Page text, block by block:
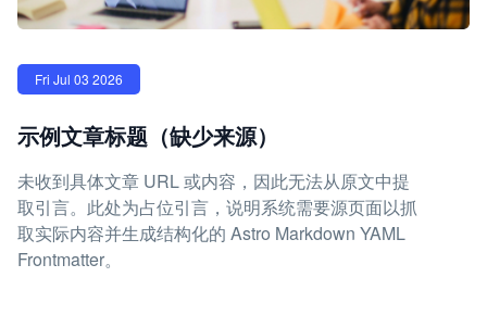
Fri Jul 03 2026
示例文章标题（缺少来源）
未收到具体文章 URL 或内容，因此无法从原文中提
取引言。此处为占位引言，说明系统需要源页面以抓
取实际内容并生成结构化的 Astro Markdown YAML
Frontmatter。